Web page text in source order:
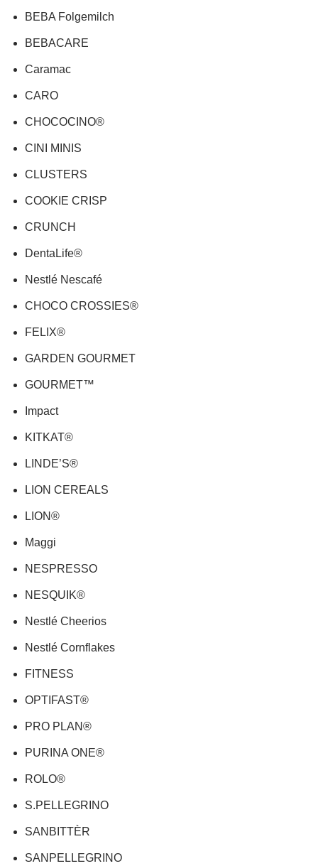
BEBA Folgemilch
BEBACARE
Caramac
CARO
CHOCOCINO®
CINI MINIS
CLUSTERS
COOKIE CRISP
CRUNCH
DentaLife®
Nestlé Nescafé
CHOCO CROSSIES®
FELIX®
GARDEN GOURMET
GOURMET™
Impact
KITKAT®
LINDE’S®
LION CEREALS
LION®
Maggi
NESPRESSO
NESQUIK®
Nestlé Cheerios
Nestlé Cornflakes
FITNESS
OPTIFAST®
PRO PLAN®
PURINA ONE®
ROLO®
S.PELLEGRINO
SANBITTÈR
SANPELLEGRINO